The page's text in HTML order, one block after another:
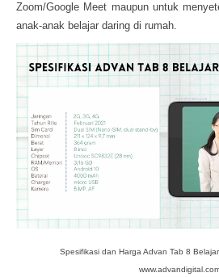
Zoom/Google Meet maupun untuk
anak-anak belajar daring di rumah.
Spesifikasi dan Harga Advan Tab 8